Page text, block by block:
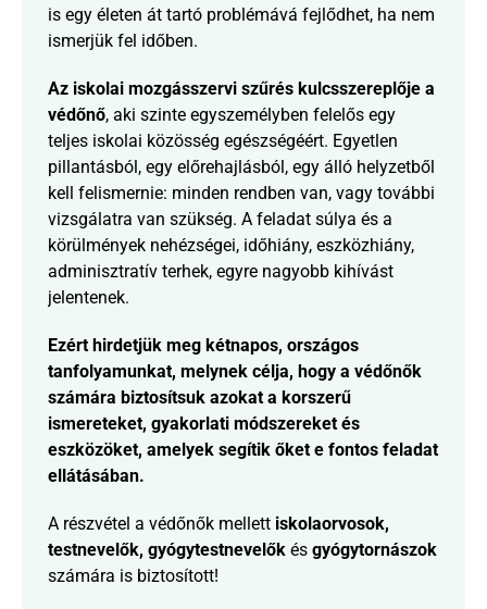
is egy életen át tartó problémává fejlődhet, ha nem
ismerjük fel időben.
Az iskolai mozgásszervi szűrés kulcsszereplője a
védőnő, aki szinte egyszemélyben felelős egy
teljes iskolai közösség egészségéért. Egyetlen
pillantásból, egy előrehajlásból, egy álló helyzetből
kell felismernie: minden rendben van, vagy további
vizsgálatra van szükség. A feladat súlya és a
körülmények nehézségei, időhiány, eszközhiány,
adminisztratív terhek, egyre nagyobb kihívást
jelentenek.
Ezért hirdetjük meg kétnapos, országos
tanfolyamunkat, melynek célja, hogy a védőnők
számára biztosítsuk azokat a korszerű
ismereteket, gyakorlati módszereket és
eszközöket, amelyek segítik őket e fontos feladat
ellátásában.
A részvétel a védőnők mellett iskolaorvosok,
testnevelők, gyógytestnevelők és gyógytornászok
számára is biztosított!